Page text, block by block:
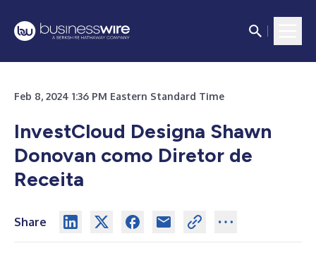
Feb 8, 2024 1:36 PM Eastern Standard Time
InvestCloud Designa Shawn
Donovan como Diretor de
Receita
Share